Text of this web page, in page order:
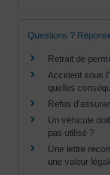
Questions ?
Retrait de
Accident sous
quelles
Refus
Un véhicule
pas utilisé ?
Une lettre
une valeur